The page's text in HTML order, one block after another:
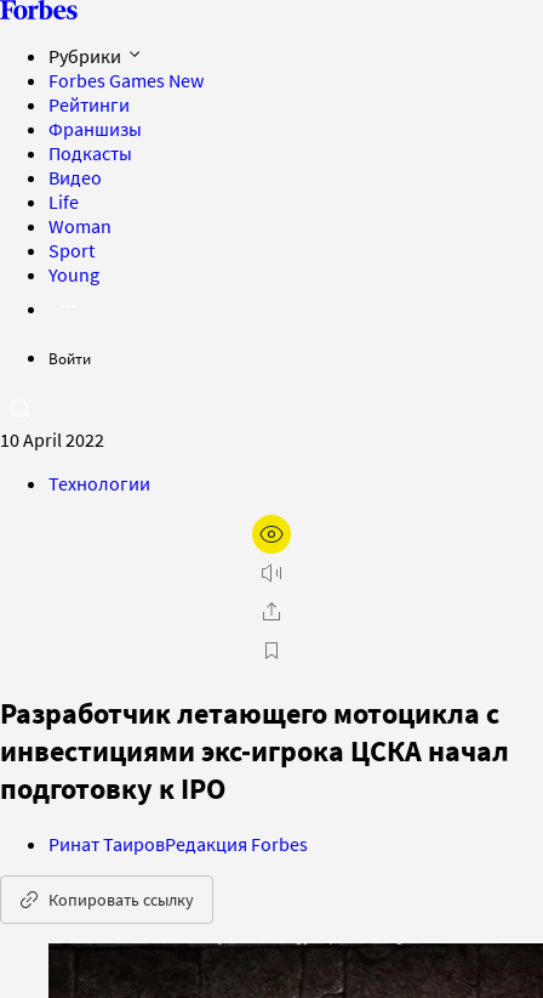
Рубрики
Forbes Games New
Рейтинги
Франшизы
Подкасты
Видео
Life
Woman
Sport
Young
Войти
10 April 2022
Технологии
Разработчик летающего мотоцикла с
инвестициями экс-игрока ЦСКА начал
подготовку к IPO
Ринат ТаировРедакция Forbes
Копировать ссылку